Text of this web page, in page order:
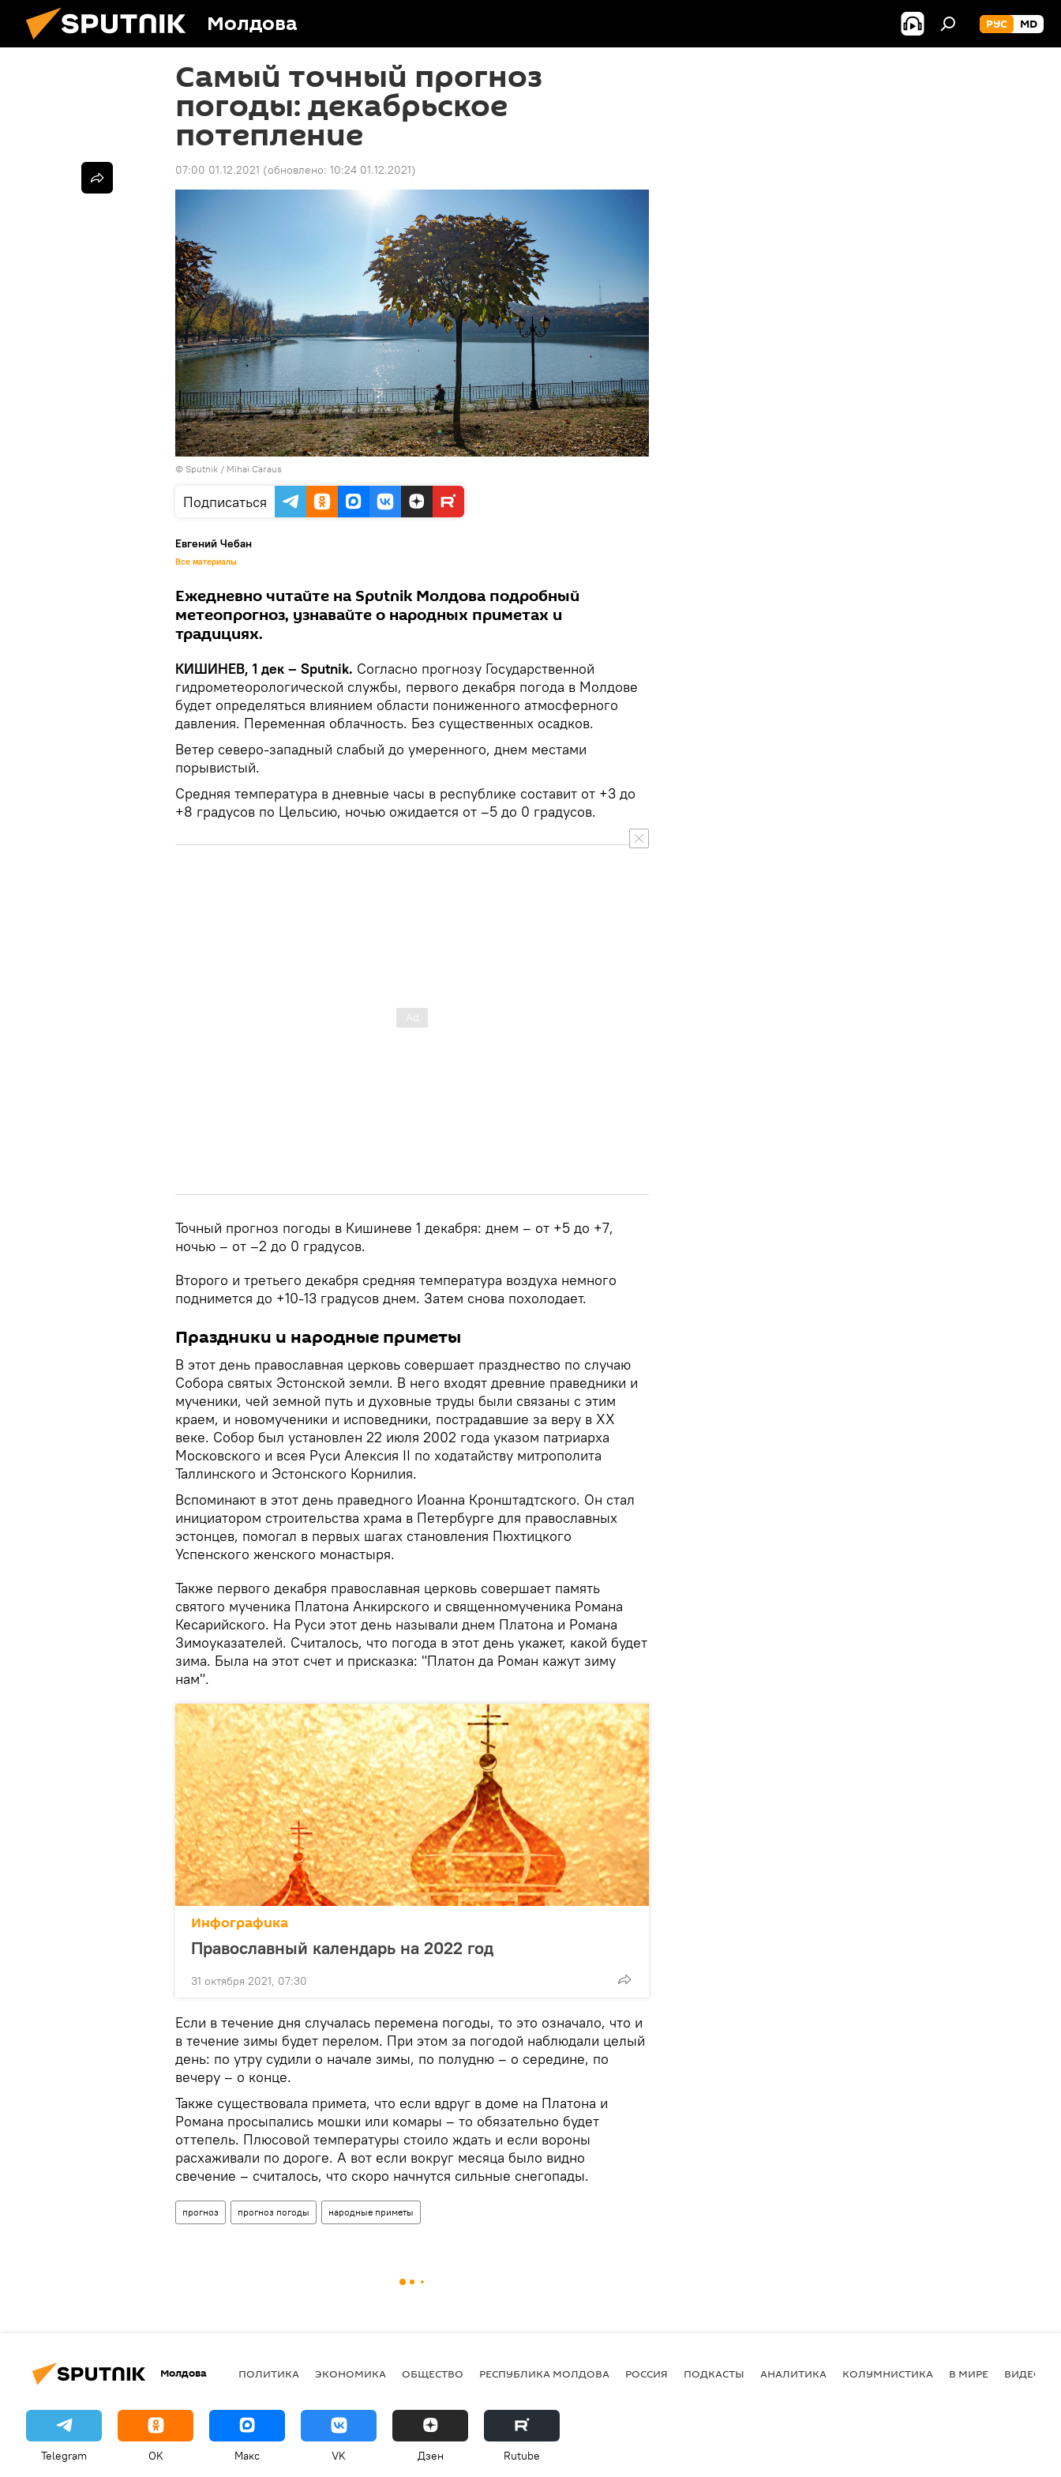
Молдова РУС MD
Самый точный прогноз
погоды: декабрьское
потепление
07:00 01.12.2021 (обновлено: 10:24 01.12.2021)
© Sputnik / Mihai Caraus
Подписаться
Евгений Чебан
Все материалы
Ежедневно читайте на Sputnik Молдова подробный
метеопрогноз, узнавайте о народных приметах и
традициях.
КИШИНЕВ, 1 дек – Sputnik. Согласно прогнозу Государственной
гидрометеорологической службы, первого декабря погода в Молдове
будет определяться влиянием области пониженного атмосферного
давления. Переменная облачность. Без существенных осадков.
Ветер северо-западный слабый до умеренного, днем местами
порывистый.
Средняя температура в дневные часы в республике составит от +3 до
+8 градусов по Цельсию, ночью ожидается от –5 до 0 градусов.
Точный прогноз погоды в Кишиневе 1 декабря: днем – от +5 до +7,
ночью – от –2 до 0 градусов.
Второго и третьего декабря средняя температура воздуха немного
поднимется до +10-13 градусов днем. Затем снова похолодает.
Праздники и народные приметы
В этот день православная церковь совершает празднество по случаю
Собора святых Эстонской земли. В него входят древние праведники и
мученики, чей земной путь и духовные труды были связаны с этим
краем, и новомученики и исповедники, пострадавшие за веру в XX
веке. Собор был установлен 22 июля 2002 года указом патриарха
Московского и всея Руси Алексия II по ходатайству митрополита
Таллинского и Эстонского Корнилия.
Вспоминают в этот день праведного Иоанна Кронштадтского. Он стал
инициатором строительства храма в Петербурге для православных
эстонцев, помогал в первых шагах становления Пюхтицкого
Успенского женского монастыря.
Также первого декабря православная церковь совершает память
святого мученика Платона Анкирского и священномученика Романа
Кесарийского. На Руси этот день называли днем Платона и Романа
Зимоуказателей. Считалось, что погода в этот день укажет, какой будет
зима. Была на этот счет и присказка: "Платон да Роман кажут зиму
нам".
Инфографика
Православный календарь на 2022 год
31 октября 2021, 07:30
Если в течение дня случалась перемена погоды, то это означало, что и
в течение зимы будет перелом. При этом за погодой наблюдали целый
день: по утру судили о начале зимы, по полудню – о середине, по
вечеру – о конце.
Также существовала примета, что если вдруг в доме на Платона и
Романа просыпались мошки или комары – то обязательно будет
оттепель. Плюсовой температуры стоило ждать и если вороны
расхаживали по дороге. А вот если вокруг месяца было видно
свечение – считалось, что скоро начнутся сильные снегопады.
прогноз прогноз погоды народные приметы
Молдова ПОЛИТИКА ЭКОНОМИКА ОБЩЕСТВО РЕСПУБЛИКА МОЛДОВА РОССИЯ ПОДКАСТЫ АНАЛИТИКА КОЛУМНИСТИКА В МИРЕ ВИДЕО
Telegram OK Макс VK Дзен Rutube